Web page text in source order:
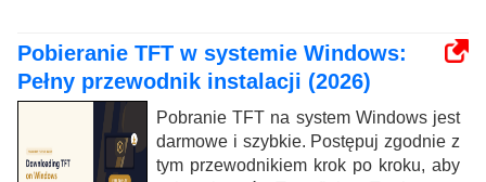
Pobieranie TFT w systemie Windows:
Pełny przewodnik instalacji (2026)
Pobranie TFT na system Windows jest
darmowe i szybkie. Postępuj zgodnie z
tym przewodnikiem krok po kroku, aby